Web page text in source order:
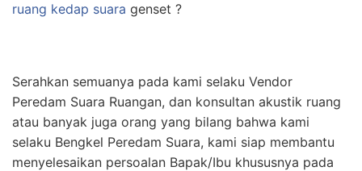
ruang kedap suara genset ?
Serahkan semuanya pada kami selaku Vendor
Peredam Suara Ruangan, dan konsultan akustik ruang
atau banyak juga orang yang bilang bahwa kami
selaku Bengkel Peredam Suara, kami siap membantu
menyelesaikan persoalan Bapak/Ibu khususnya pada